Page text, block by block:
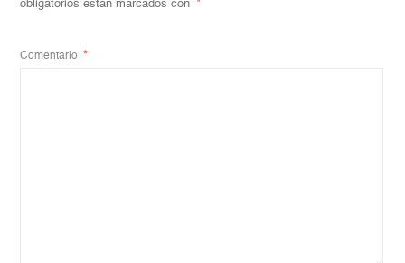
obligatorios están marcados con
*
Comentario *